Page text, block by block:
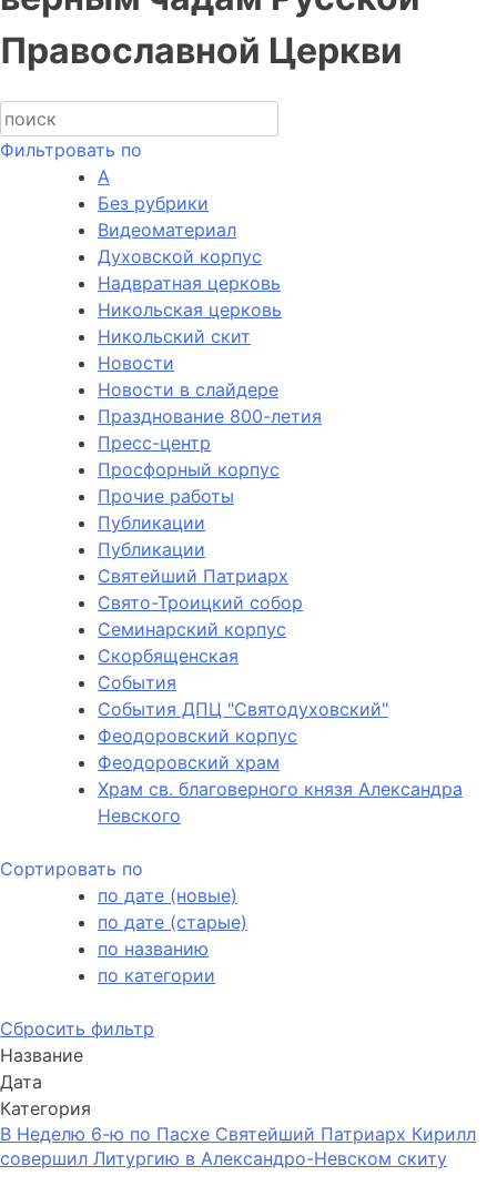
Православной Церкви
Фильтровать по
А
Без рубрики
Видеоматериал
Духовской корпус
Надвратная церковь
Никольская церковь
Никольский скит
Новости
Новости в слайдере
Празднование 800-летия
Пресс-центр
Просфорный корпус
Прочие работы
Публикации
Публикации
Святейший Патриарх
Свято-Троицкий собор
Семинарский корпус
Скорбященская
События
События ДПЦ "Святодуховский"
Феодоровский корпус
Феодоровский храм
Храм св. благоверного князя Александра
Невского
Сортировать по
по дате (новые)
по дате (старые)
по названию
по категории
Сбросить фильтр
Название
Дата
Категория
В Неделю 6-ю по Пасхе Святейший Патриарх Кирилл
совершил Литургию в Александро-Невском скиту